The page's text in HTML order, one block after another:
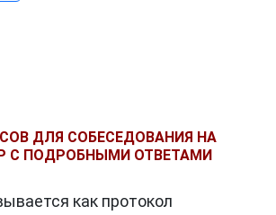
FTP-клиент?
Основная функция FTP-
передача файлов между
файлы на сервер
ДЛЯ СОБЕСЕДОВАНИЯ НА
С ПОДРОБНЫМИ ОТВЕТАМИ
как протокол